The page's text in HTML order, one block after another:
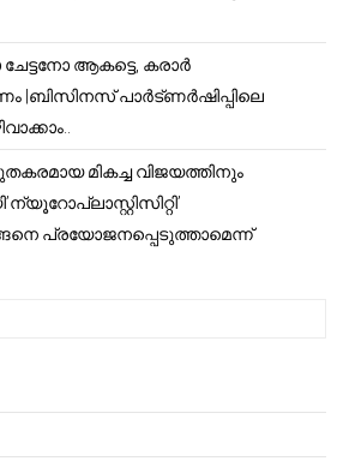
ആകട്ടെ, കരാർ
|ബിസിനസ് പാർട്ണർഷിപ്പിലെ
മികച്ച വിജയത്തിനും
പ്രയോജനപ്പെടുത്താമെന്ന്